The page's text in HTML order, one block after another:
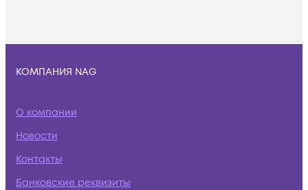
КОМПАНИЯ NAG
О компании
Новости
Контакты
Банковские реквизиты